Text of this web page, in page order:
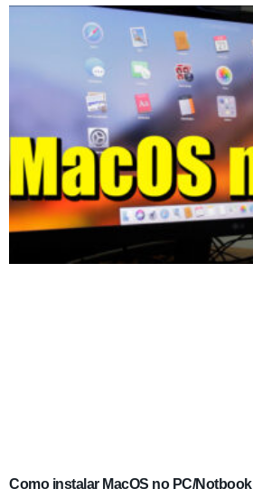
Como instalar MacOS no PC/Notbook